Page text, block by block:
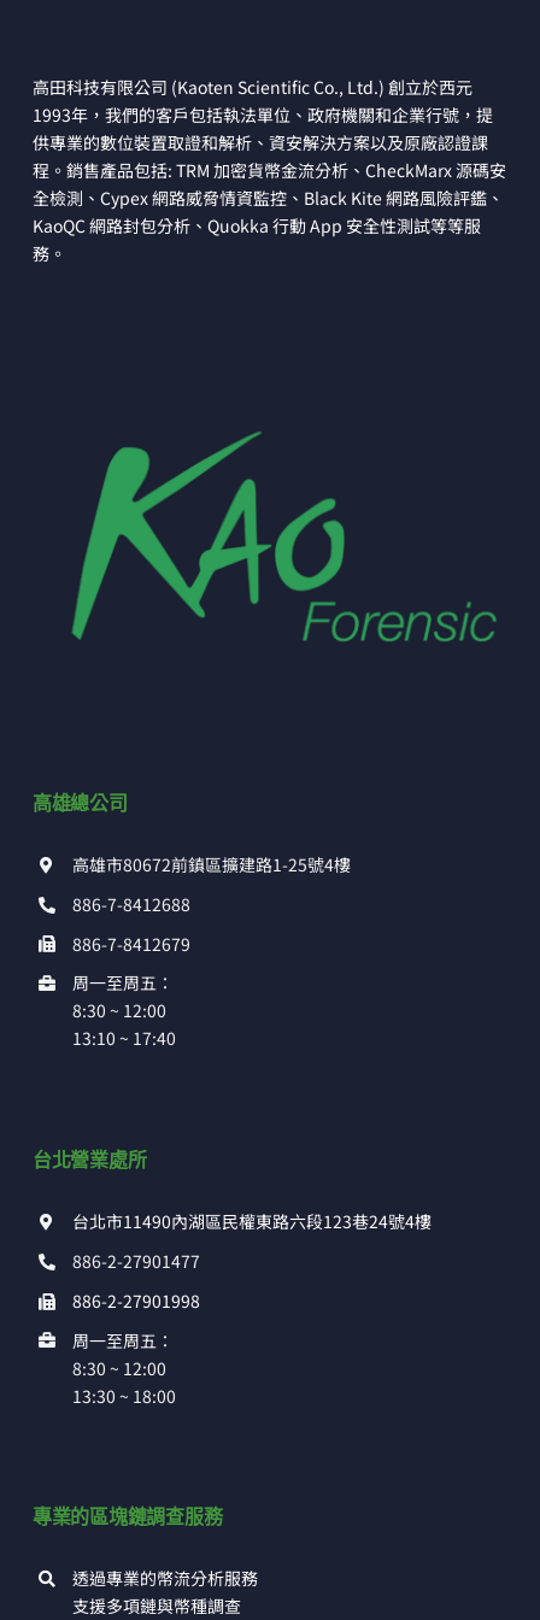
高雄總公司
高雄市80672前鎮區擴建路1-25號4樓
886-7-8412688
886-7-8412679
周一至周五：
8:30 ~ 12:00
13:10 ~ 17:40
台北營業處所
台北市11490內湖區民權東路六段123巷24號4樓
886-2-27901477
886-2-27901998
周一至周五：
8:30 ~ 12:00
13:30 ~ 18:00
專業的區塊鏈調查服務
透過專業的幣流分析服務
支援多項鏈與幣種調查
高田科技有限公司 (Kaoten Scientific Co., Ltd.) 創立於西元
1993年，我們的客戶包括執法單位、政府機關和企業行號，提
供專業的數位裝置取證和解析、資安解決方案以及原廠認證課
程。銷售產品包括: TRM 加密貨幣金流分析、CheckMarx 源碼安
全檢測、Cypex 網路威脅情資監控、Black Kite 網路風險評鑑、
KaoQC 網路封包分析、Quokka 行動 App 安全性測試等等服
務。